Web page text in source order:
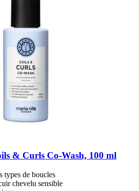
& Curls Co-​Wash, 100 ml
types de boucles
chevelu sensible